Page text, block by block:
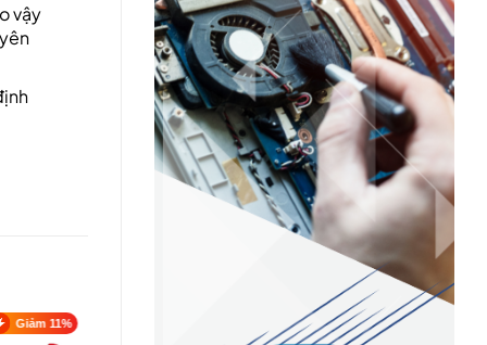
vậy
Giảm 11%